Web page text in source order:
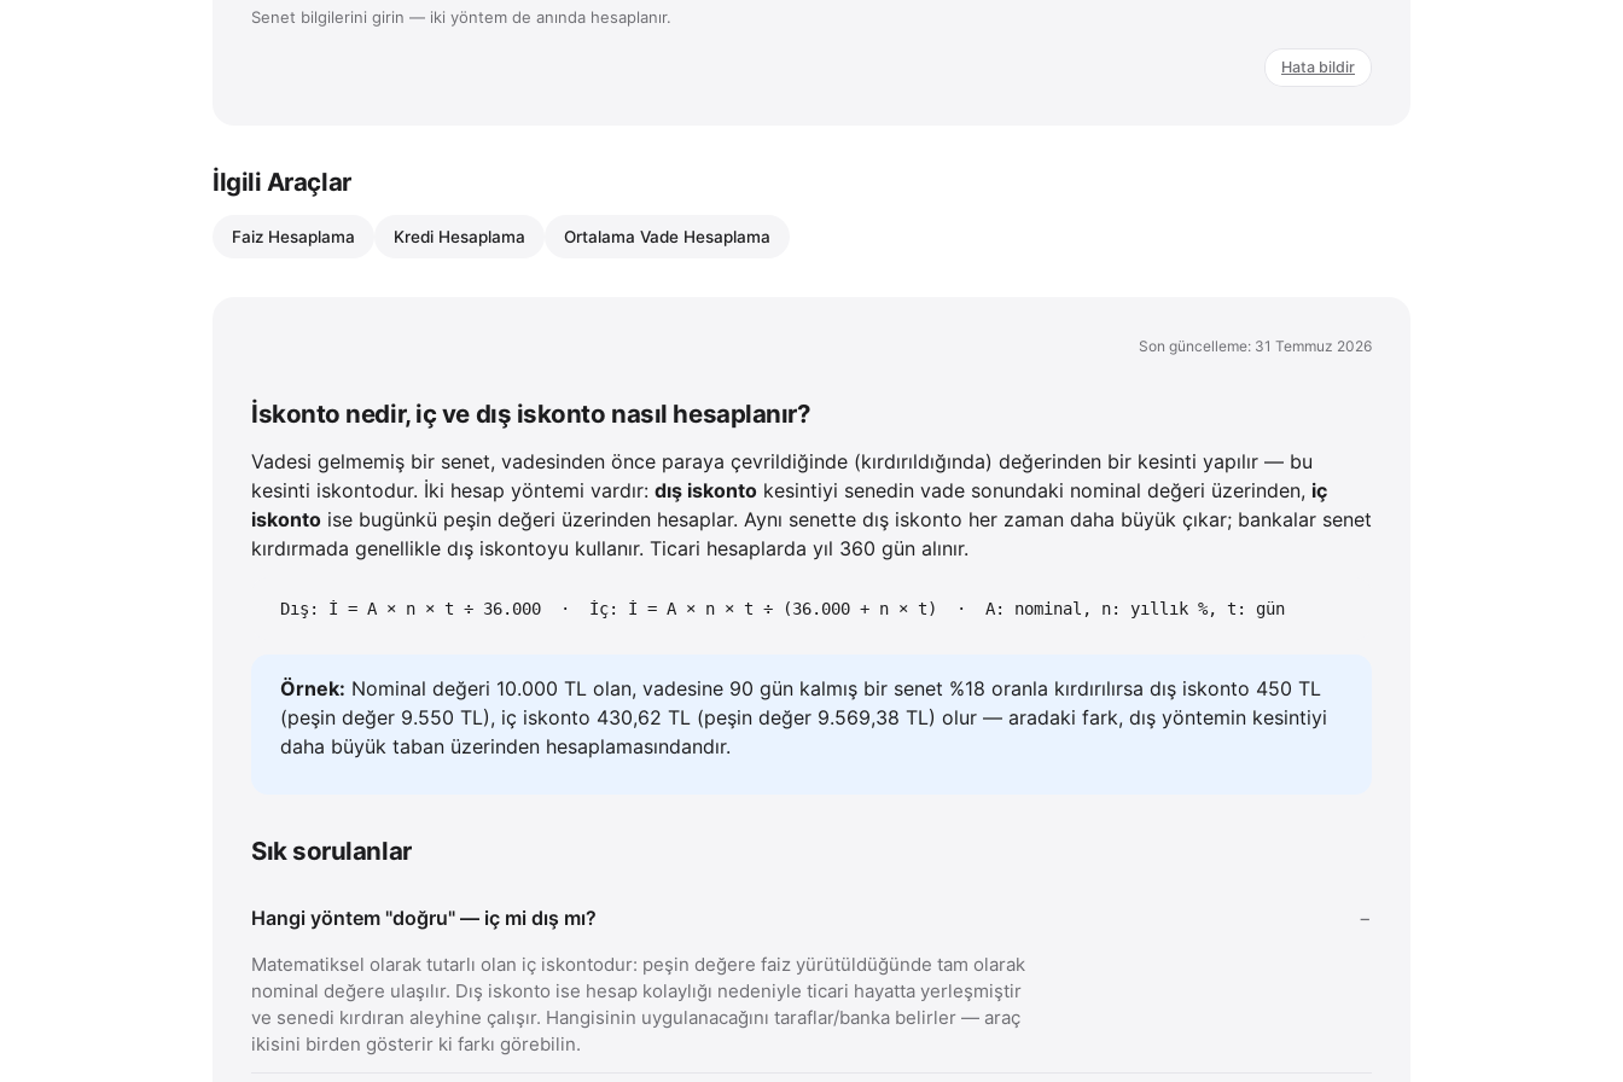
Senet bilgilerini girin — iki yöntem de anında hesaplanır.
Hata bildir
İlgili Araçlar
Faiz Hesaplama Kredi Hesaplama Ortalama Vade Hesaplama
Son güncelleme: 31 Temmuz 2026
İskonto nedir, iç ve dış iskonto nasıl hesaplanır?
Vadesi gelmemiş bir senet, vadesinden önce paraya çevrildiğinde (kırdırıldığında) değerinden bir kesinti yapılır — bu
kesinti iskontodur. İki hesap yöntemi vardır: dış iskonto kesintiyi senedin vade sonundaki nominal değeri üzerinden, iç
iskonto ise bugünkü peşin değeri üzerinden hesaplar. Aynı senette dış iskonto her zaman daha büyük çıkar; bankalar senet
kırdırmada genellikle dış iskontoyu kullanır. Ticari hesaplarda yıl 360 gün alınır.
Dış: İ = A × n × t ÷ 36.000 · İç: İ = A × n × t ÷ (36.000 + n × t) · A: nominal, n: yıllık %, t: gün
Örnek: Nominal değeri 10.000 TL olan, vadesine 90 gün kalmış bir senet %18 oranla kırdırılırsa dış iskonto 450 TL
(peşin değer 9.550 TL), iç iskonto 430,62 TL (peşin değer 9.569,38 TL) olur — aradaki fark, dış yöntemin kesintiyi
daha büyük taban üzerinden hesaplamasındandır.
Sık sorulanlar
Hangi yöntem "doğru" — iç mi dış mı?
Matematiksel olarak tutarlı olan iç iskontodur: peşin değere faiz yürütüldüğünde tam olarak
nominal değere ulaşılır. Dış iskonto ise hesap kolaylığı nedeniyle ticari hayatta yerleşmiştir
ve senedi kırdıran aleyhine çalışır. Hangisinin uygulanacağını taraflar/banka belirler — araç
ikisini birden gösterir ki farkı görebilin.